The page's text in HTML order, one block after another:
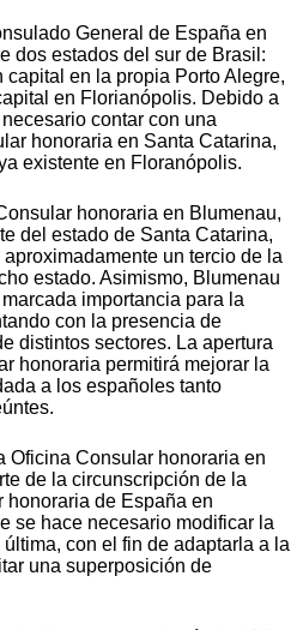
General de España en
dos estados del sur de Brasil:
capital en la propia Porto Alegre,
en Florianópolis. Debido a
contar con una
honoraria en Santa Catarina,
existente en Floranópolis.
honoraria en Blumenau,
del estado de Santa Catarina,
un tercio de la
estado. Asimismo, Blumenau
importancia para la
con la presencia de
distintos sectores. La apertura
honoraria permitirá mejorar la
a los españoles tanto
Oficina Consular honoraria en
de la circunscripción de la
de España en
se hace necesario modificar la
con el fin de adaptarla a la
una superposición de